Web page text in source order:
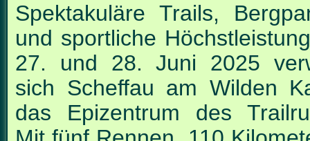
Spektakuläre Trails,
und sportliche
27. und 28. Juni 2025
sich Scheffau am Wilden
das Epizentrum des